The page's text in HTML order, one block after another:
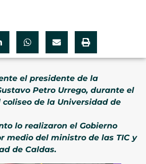
el presidente de la
Petro Urrego, durante el
coliseo de la Universidad de
lo realizaron el Gobierno
medio del ministro de las TIC y
de Caldas.